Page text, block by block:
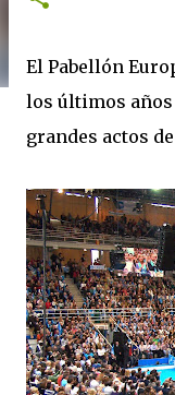
El Pabellón
los últimos
grandes actos